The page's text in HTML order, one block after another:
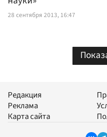
28 сентября 2013, 16:47
Редакция
Реклама
Карта сайта